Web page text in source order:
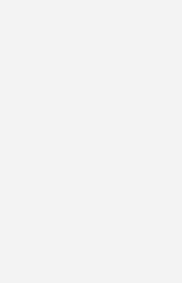
bei der frühestmöglichen
2022 klar den Großteil
früher aber vor allem
projektierenden Kunden von
sagt Nordex-
mit ERNEUERBARE
Jahr zwei Windpark-
Windpark
zwischen Hamburg und
stehen acht Anlagen der
Das offizielle